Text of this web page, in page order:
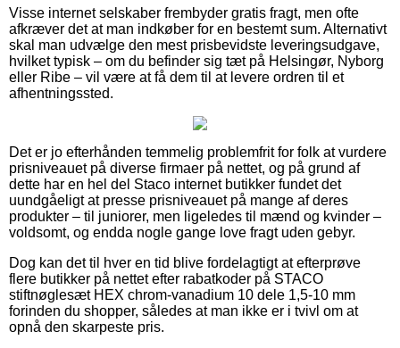
Visse internet selskaber frembyder gratis fragt, men ofte
afkræver det at man indkøber for en bestemt sum. Alternativt
skal man udvælge den mest prisbevidste leveringsudgave,
hvilket typisk – om du befinder sig tæt på Helsingør, Nyborg
eller Ribe – vil være at få dem til at levere ordren til et
afhentningssted.
Det er jo efterhånden temmelig problemfrit for folk at vurdere
prisniveauet på diverse firmaer på nettet, og på grund af
dette har en hel del Staco internet butikker fundet det
uundgåeligt at presse prisniveauet på mange af deres
produkter – til juniorer, men ligeledes til mænd og kvinder –
voldsomt, og endda nogle gange love fragt uden gebyr.
Dog kan det til hver en tid blive fordelagtigt at efterprøve
flere butikker på nettet efter rabatkoder på STACO
stiftnøglesæt HEX chrom-vanadium 10 dele 1,5-10 mm
forinden du shopper, således at man ikke er i tvivl om at
opnå den skarpeste pris.